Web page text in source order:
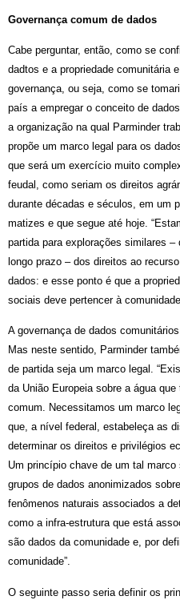
Governança comum de dados
Cabe perguntar, então, como se
dadtos e a propriedade comunitária
governança, ou seja, como se
país a empregar o conceito de
a organização na qual Parminder
propõe um marco legal para os
que será um exercício muito
feudal, como seriam os direitos
durante décadas e séculos, em um
matizes e que segue até hoje.
partida para explorações similares
longo prazo – dos direitos ao
dados: e esse ponto é que a
sociais deve pertencer à
A governança de dados
Mas neste sentido, Parminder
de partida seja um marco legal.
da União Europeia sobre a água
comum. Necessitamos um marco
que, a nível federal, estabeleça as
determinar os direitos e privilégios
Um princípio chave de um tal
grupos de dados anonimizados
fenômenos naturais associados a
como a infra-estrutura que está
são dados da comunidade e, por
comunidade”.
O seguinte passo seria definir os